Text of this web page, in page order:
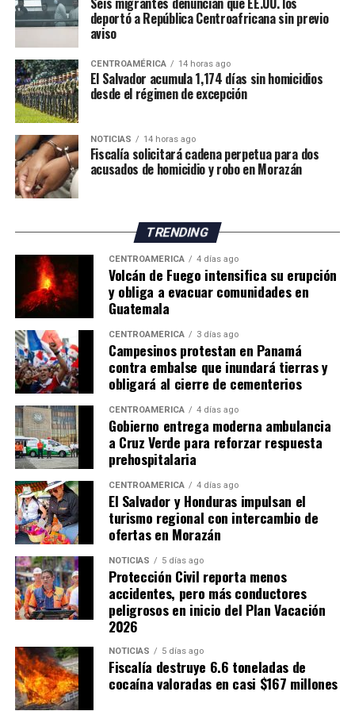
tendencia descendente en los ingresos del Gobierno
Central. La relación entre los ingresos tributarios y el
PIB pasó de 13 % en 2012 a 7.1 % en 2025, mientras que
los ingresos totales del Gobierno Central disminuyeron
de 18.7 % a 11.7 % en el mismo período.
Especialistas consultados atribuyen este desempeño a la
amplia cantidad de incentivos y exoneraciones fiscales
vigentes en el país.
El economista Aristides Hernández sostuvo que Panamá
mantiene una de las cargas tributarias más bajas del
mundo debido a los beneficios fiscales otorgados a
sectores como los puertos, la Zona Libre de Colón,
Panamá Pacífico, el turismo, las empresas
multinacionales, las energías renovables, el sector
inmobiliario, el ferrocarril y otras actividades
económicas.
En la misma línea, el exdirector general de Ingresos,
Publio R. Cortés Carvajal, calificó el sistema tributario
panameño como un «archipiélago de exonerados
fiscales», al considerar que numerosos incentivos
permanecen sin evaluaciones sobre su impacto
económico y terminan generando inequidades en la
carga tributaria.
Cortés también señaló que la administración tributaria
enfrenta limitaciones institucionales y de recursos que
dificultan combatir la evasión fiscal, especialmente en
casos relacionados con empresas multinacionales y
precios de transferencia.
ADVERTISEMENT
deportó a República Centroafricana sin previo
aviso
CENTROAMÉRICA 14 horas ago
El Salvador acumula 1,174 días sin homicidios
desde el régimen de excepción
NOTICIAS 14 horas ago
Fiscalía solicitará cadena perpetua para dos
acusados de homicidio y robo en Morazán
TRENDING
CENTROAMÉRICA 4 días ago
Volcán de Fuego intensifica su erupción
y obliga a evacuar comunidades en
Guatemala
CENTROAMÉRICA 3 días ago
Campesinos protestan en Panamá
contra embalse que inundará tierras y
obligará al cierre de cementerios
CENTROAMÉRICA 4 días ago
Gobierno entrega moderna ambulancia
a Cruz Verde para reforzar respuesta
prehospitalaria
CENTROAMÉRICA 4 días ago
El Salvador y Honduras impulsan el
turismo regional con intercambio de
ofertas en Morazán
NOTICIAS 5 días ago
Protección Civil reporta menos
accidentes, pero más conductores
peligrosos en inicio del Plan Vacación
2026
NOTICIAS 5 días ago
Fiscalía destruye 6.6 toneladas de
cocaína valoradas en casi $167 millones